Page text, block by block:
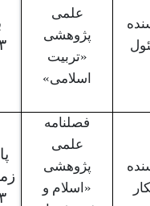
علمی
پژوهشی
«تربیت
اسلامی»
فصلنامه
علمی
پژوهشی
«اسلام و